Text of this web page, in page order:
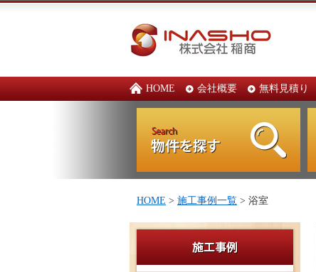
HOME 会社概要 無料見積り
HOME > 施工事例一覧 > 浴室